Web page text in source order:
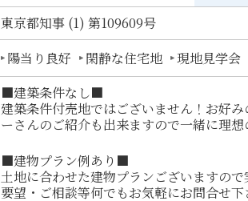
東京都知事 (1) 第109609号
陽当り良好 閑静な住宅地 現地見学会
■建築条件なし■
建築条件付売地ではございません！お好
ーさんのご紹介も出来ますので一緒に理
■建物プラン例あり■
土地に合わせた建物プランございますの
要望・ご相談等何でもお気軽にお問合せ